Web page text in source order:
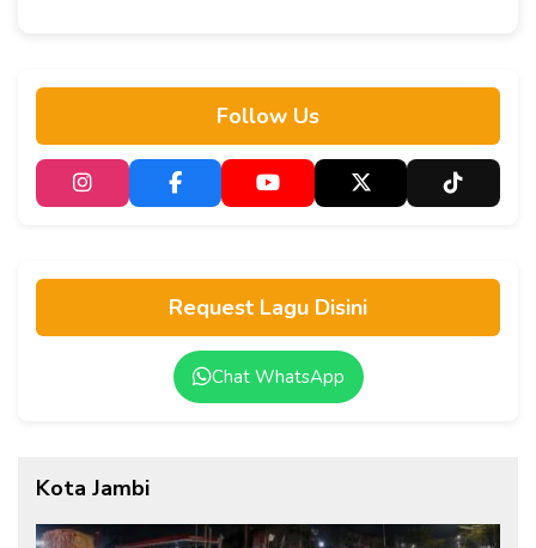
Follow Us
Request Lagu Disini
Chat WhatsApp
Kota Jambi